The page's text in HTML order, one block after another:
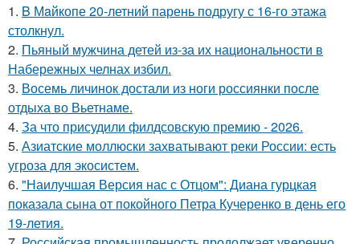
1. B Мaйкопе 20-летний парень подругу с 16-го этажа
столкнул.
2. Пьяный мужчина детей из-за их национальности в
Набережных челнах избил.
3. Восемь личинок достали из ноги россиянки после
отдыха во Вьетнаме.
4. За что присудили филдсовскую премию - 2026.
5. Азиатские моллюски захватывают реки России: есть
угроза для экосистем.
6. "Наилучшая Версия нас с Отцом": Диана гурцкая
показала сына от покойного Петра Кучеренко в день его
19-летия.